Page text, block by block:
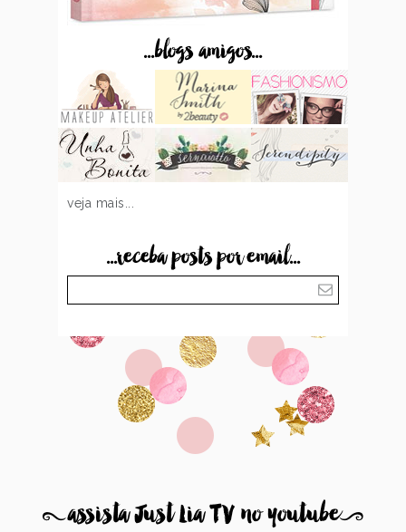
...blogs amigos...
veja mais...
...receba posts por email...
8assista Just Lia TV no youtube9